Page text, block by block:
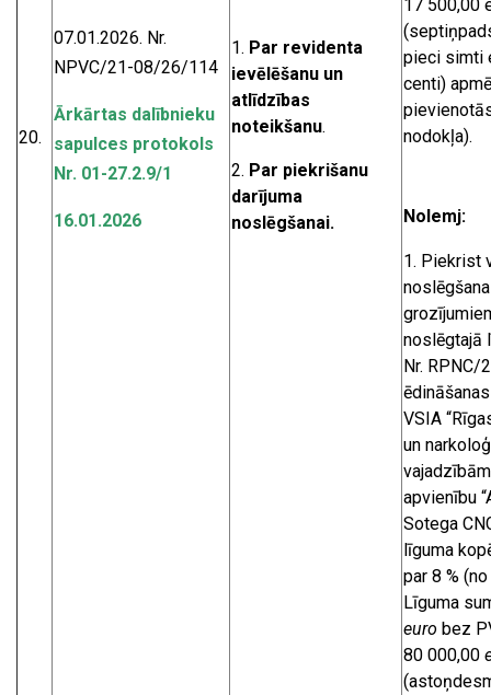
20.
07.01.2026. Nr.
NPVC/21-08/26/114
Ārkārtas dalībnieku
sapulces protokols
Nr. 01-27.2.9/1
16.01.2026
Par revidenta
ievēlēšanu un
atlīdzības
noteikšanu.
Par piekrišanu
darījuma
noslēgšanai.
17 500,00
pieci simti
centi)
nodokļa).
Nolemj:
Piekrist
noslēgtajā
Nr. RPNC/
VSIA
un
apvienību
Sotega
līguma
par 8 %
Līguma
euro bez
80 000,00